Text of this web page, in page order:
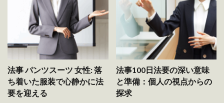
法事 パンツスーツ 女性: 落
ち着いた服装で心静かに法
要を迎える
法事100日法要の深い意味
と準備：個人の視点からの
探求